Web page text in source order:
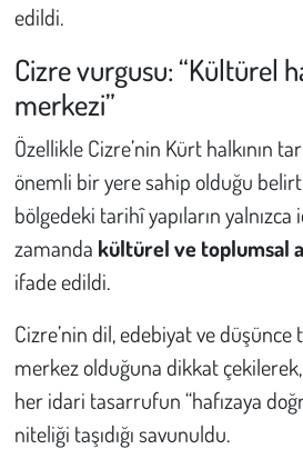
edildi.
Cizre vurgusu: “Kültürel
merkezi”
Özellikle Cizre’nin Kürt halkının
önemli bir yere sahip olduğu
bölgedeki tarihî yapıların yalnızca
zamanda kültürel ve toplumsal
ifade edildi.
Cizre’nin dil, edebiyat ve düşünce
merkez olduğuna dikkat
her idari tasarrufun “hafızaya
niteliği taşıdığı savunuldu.